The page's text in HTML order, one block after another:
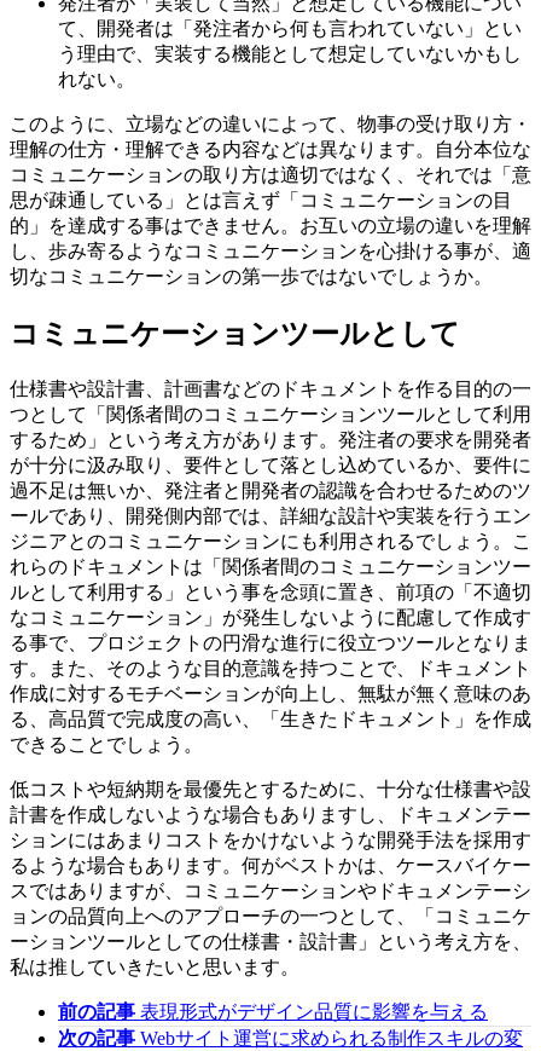
て、開発者は「発注者から何も言われていない」とい
う理由で、実装する機能として想定していないかもし
れない。
このように、立場などの違いによって、物事の受け取り方・
理解の仕方・理解できる内容などは異なります。自分本位な
コミュニケーションの取り方は適切ではなく、それでは「意
思が疎通している」とは言えず「コミュニケーションの目
的」を達成する事はできません。お互いの立場の違いを理解
し、歩み寄るようなコミュニケーションを心掛ける事が、適
切なコミュニケーションの第一歩ではないでしょうか。
コミュニケーションツールとして
仕様書や設計書、計画書などのドキュメントを作る目的の一
つとして「関係者間のコミュニケーションツールとして利用
するため」という考え方があります。発注者の要求を開発者
が十分に汲み取り、要件として落とし込めているか、要件に
過不足は無いか、発注者と開発者の認識を合わせるためのツ
ールであり、開発側内部では、詳細な設計や実装を行うエン
ジニアとのコミュニケーションにも利用されるでしょう。こ
れらのドキュメントは「関係者間のコミュニケーションツー
ルとして利用する」という事を念頭に置き、前項の「不適切
なコミュニケーション」が発生しないように配慮して作成す
る事で、プロジェクトの円滑な進行に役立つツールとなりま
す。また、そのような目的意識を持つことで、ドキュメント
作成に対するモチベーションが向上し、無駄が無く意味のあ
る、高品質で完成度の高い、「生きたドキュメント」を作成
できることでしょう。
低コストや短納期を最優先とするために、十分な仕様書や設
計書を作成しないような場合もありますし、ドキュメンテー
ションにはあまりコストをかけないような開発手法を採用す
るような場合もあります。何がベストかは、ケースバイケー
スではありますが、コミュニケーションやドキュメンテーシ
ョンの品質向上へのアプローチの一つとして、「コミュニケ
ーションツールとしての仕様書・設計書」という考え方を、
私は推していきたいと思います。
前の記事 表現形式がデザイン品質に影響を与える
次の記事 Webサイト運営に求められる制作スキルの変